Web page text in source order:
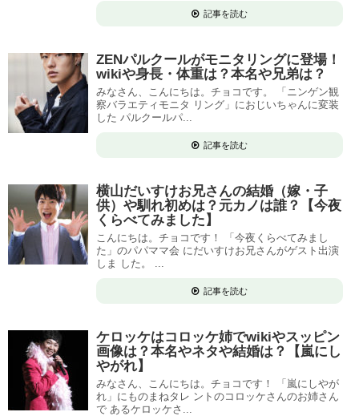
記事を読む
ZENパルクールがモニタリングに登場！
wikiや身長・体重は？本名や兄弟は？
みなさん、こんにちは。チョコです。 「ニンゲン観
察バラエティモニタ リング」におじいちゃんに変装
した パルクールパ...
記事を読む
横山だいすけお兄さんの結婚（嫁・子
供）や馴れ初めは？元カノは誰？【今夜
くらべてみました】
こんにちは。チョコです！ 「今夜くらべてみまし
た」のパパママ会 にだいすけお兄さんがゲスト出演
しま した。 ...
記事を読む
ケロッケはコロッケ姉でwikiやスッピン
画像は？本名やネタや結婚は？【嵐にし
やがれ】
みなさん、こんにちは。チョコです！ 「嵐にしやが
れ」にものまねタレ ントのコロッケさんのお姉さん
で あるケロッケさ...